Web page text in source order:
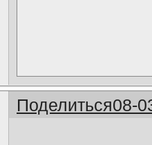
Поделиться08-